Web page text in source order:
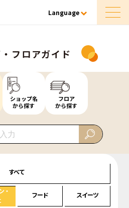
Language
フロアガイド
ショップ名
から探す
フロア
から探す
すべて
・
フード スイーツ